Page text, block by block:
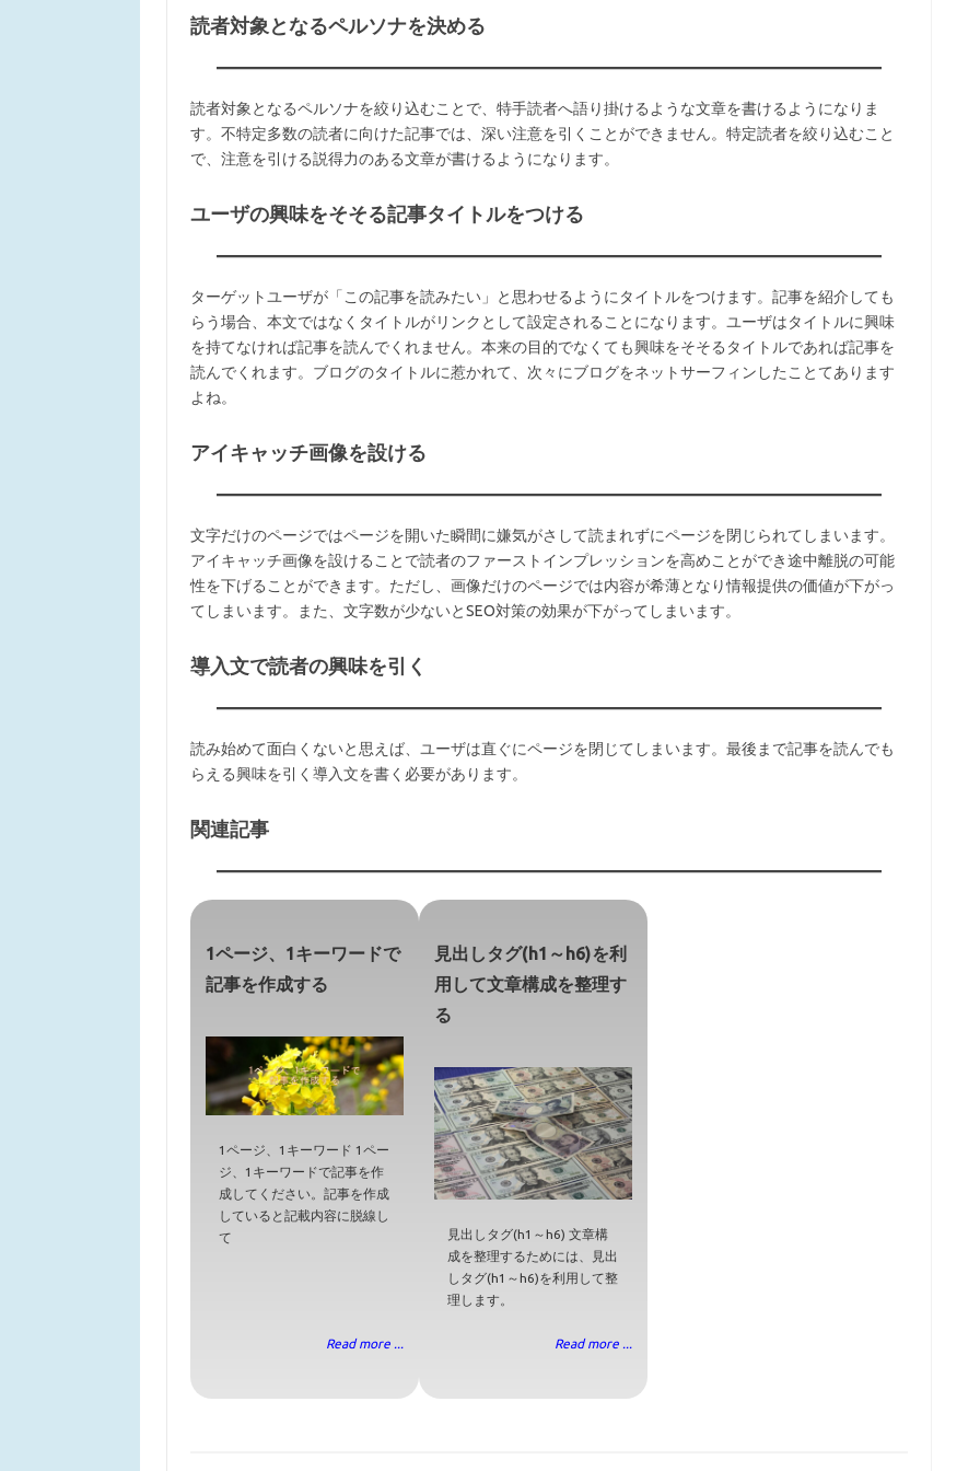
読者対象となるペルソナを決める
読者対象となるペルソナを絞り込むことで、特手読者へ語り掛けるような文章を書けるようになりま
す。不特定多数の読者に向けた記事では、深い注意を引くことができません。特定読者を絞り込むこと
で、注意を引ける説得力のある文章が書けるようになります。
ユーザの興味をそそる記事タイトルをつける
ターゲットユーザが「この記事を読みたい」と思わせるようにタイトルをつけます。記事を紹介しても
らう場合、本文ではなくタイトルがリンクとして設定されることになります。ユーザはタイトルに興味
を持てなければ記事を読んでくれません。本来の目的でなくても興味をそそるタイトルであれば記事を
読んでくれます。ブログのタイトルに惹かれて、次々にブログをネットサーフィンしたことてあります
よね。
アイキャッチ画像を設ける
文字だけのページではページを開いた瞬間に嫌気がさして読まれずにページを閉じられてしまいます。
アイキャッチ画像を設けることで読者のファーストインプレッションを高めことができ途中離脱の可能
性を下げることができます。ただし、画像だけのページでは内容が希薄となり情報提供の価値が下がっ
てしまいます。また、文字数が少ないとSEO対策の効果が下がってしまいます。
導入文で読者の興味を引く
読み始めて面白くないと思えば、ユーザは直ぐにページを閉じてしまいます。最後まで記事を読んでも
らえる興味を引く導入文を書く必要があります。
関連記事
1ページ、1キーワードで
記事を作成する
1ページ、1キーワード 1ペー
ジ、1キーワードで記事を作
成してください。記事を作成
していると記載内容に脱線し
て
Read more ...
見出しタグ(h1～h6)を利
用して文章構成を整理す
る
見出しタグ(h1～h6) 文章構
成を整理するためには、見出
しタグ(h1～h6)を利用して整
理します。
Read more ...